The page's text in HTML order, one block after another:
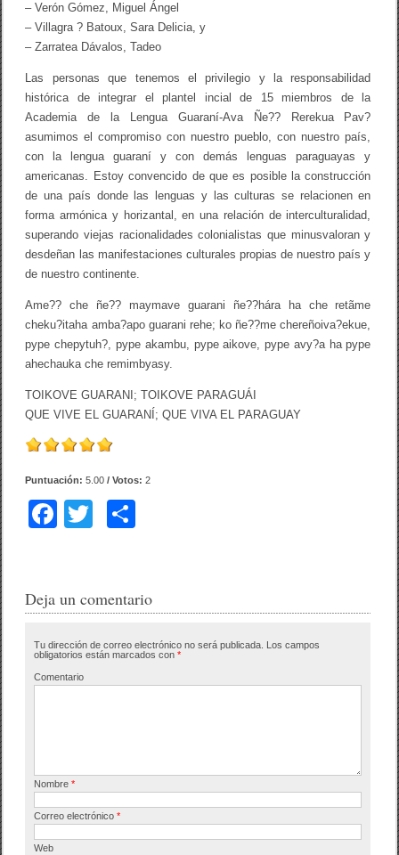
– Verón Gómez, Miguel Ángel
– Villagra ? Batoux, Sara Delicia, y
– Zarratea Dávalos, Tadeo
Las personas que tenemos el privilegio y la responsabilidad
histórica de integrar el plantel incial de 15 miembros de la
Academia de la Lengua Guaraní-Ava Ñe?? Rerekua Pav?
asumimos el compromiso con nuestro pueblo, con nuestro país,
con la lengua guaraní y con demás lenguas paraguayas y
americanas. Estoy convencido de que es posible la construcción
de una país donde las lenguas y las culturas se relacionen en
forma armónica y horizantal, en una relación de interculturalidad,
superando viejas racionalidades colonialistas que minusvaloran y
desdeñan las manifestaciones culturales propias de nuestro país y
de nuestro continente.
Ame?? che ñe?? maymave guarani ñe??hára ha che retãme
cheku?itaha amba?apo guarani rehe; ko ñe??me chereñoiva?ekue,
pype chepytuh?, pype akambu, pype aikove, pype avy?a ha pype
ahechauka che remimbyasy.
TOIKOVE GUARANI; TOIKOVE PARAGUÁI
QUE VIVE EL GUARANÍ; QUE VIVA EL PARAGUAY
Puntuación:5.00 / Votos:2
F
e
o
o
er p
tir
Deja un comentario
Tu dirección de correo electrónico no será publicada. Los campos
obligatorios están marcados con*
Comentario
Nombre*
Correo electrónico*
Web